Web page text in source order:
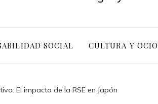
SOCIAL CULTURA Y OCIO
El impacto de la RSE en Japón